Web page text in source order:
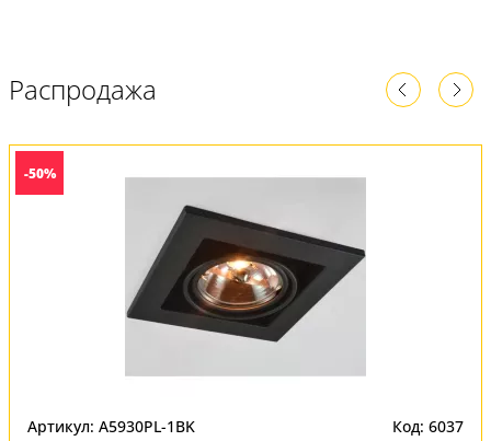
Распродажа
-50%
Артикул: A5930PL-1BK Код: 6037